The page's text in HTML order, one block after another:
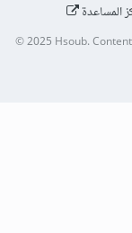
المساعدة
© 2025Hsoub.